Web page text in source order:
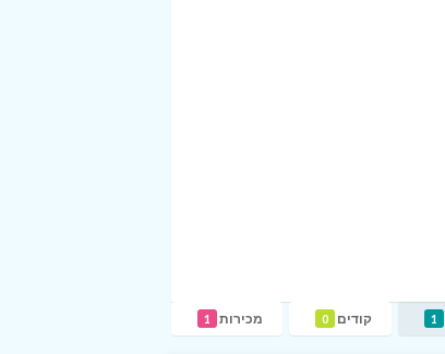
1 קודים 0 מכירות 1